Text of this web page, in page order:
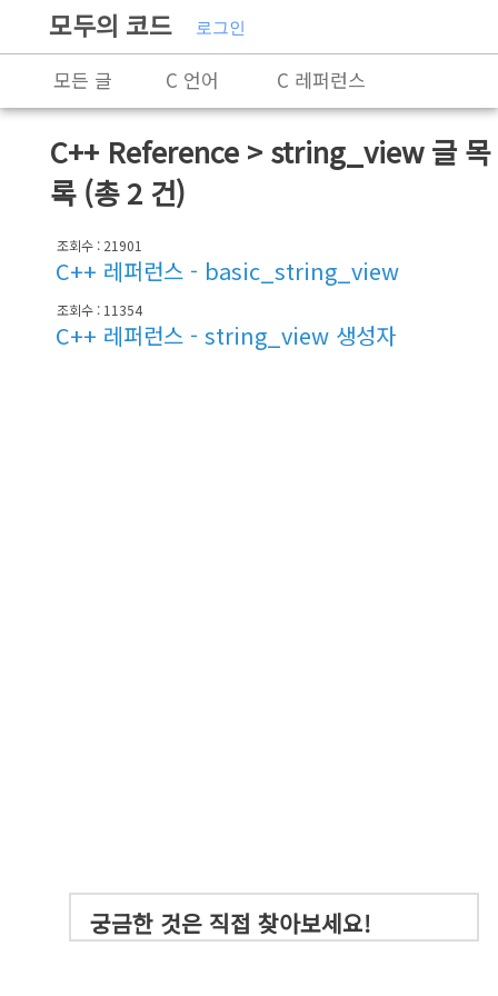
모두의 코드 로그인
모든 글 C 언어
C 레퍼런스
X86-64 명령어 레퍼런스
알고리즘
C++ Reference > string_view글 목
록 (총 2 건)
조회수 : 21901
C++ 레퍼런스 - basic_string_view
조회수 : 11354
C++ 레퍼런스 - string_view 생성자
궁금한 것은 직접 찾아보세요!